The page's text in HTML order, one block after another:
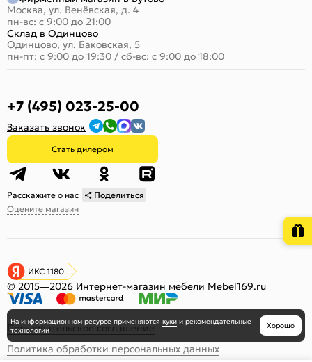
Москва, ул. Венёвская, д. 4
пн-вс: с 9:00 до 21:00
Склад в Одинцово
Одинцово, ул. Баковская, 5
пн-пт: с 9:00 до 19:30 / сб-вс: с 9:00 до 18:00
+7 (495) 023-25-00
Заказать звонок
Стать дилером
Расскажите о нас
Поделиться
Оцените магазин
ИКС 1180
© 2015—2026 Интернет-магазин мебели Mebel169.ru
Пользовательское соглашение
Политика обработки персональных данных
На информационном ресурсе применяются куки и рекомендательные
технологии
Хорошо